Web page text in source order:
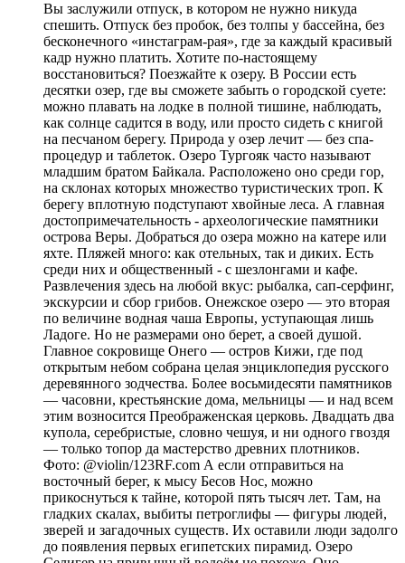
Вы заслужили отпуск, в котором не нужно никуда
спешить. Отпуск без пробок, без толпы у бассейна, без
бесконечного «инстаграм-рая», где за каждый красивый
кадр нужно платить. Хотите по-настоящему
восстановиться? Поезжайте к озеру. В России есть
десятки озер, где вы сможете забыть о городской суете:
можно плавать на лодке в полной тишине, наблюдать,
как солнце садится в воду, или просто сидеть с книгой
на песчаном берегу. Природа у озер лечит — без спа-
процедур и таблеток. Озеро Тургояк часто называют
младшим братом Байкала. Расположено оно среди гор,
на склонах которых множество туристических троп. К
берегу вплотную подступают хвойные леса. А главная
достопримечательность - археологические памятники
острова Веры. Добраться до озера можно на катере или
яхте. Пляжей много: как отельных, так и диких. Есть
среди них и общественный - с шезлонгами и кафе.
Развлечения здесь на любой вкус: рыбалка, сап-серфинг,
экскурсии и сбор грибов. Онежское озеро — это вторая
по величине водная чаша Европы, уступающая лишь
Ладоге. Но не размерами оно берет, а своей душой.
Главное сокровище Онего — остров Кижи, где под
открытым небом собрана целая энциклопедия русского
деревянного зодчества. Более восьмидесяти памятников
— часовни, крестьянские дома, мельницы — и над всем
этим возносится Преображенская церковь. Двадцать два
купола, серебристые, словно чешуя, и ни одного гвоздя
— только топор да мастерство древних плотников.
Фото: @violin/123RF.com А если отправиться на
восточный берег, к мысу Бесов Нос, можно
прикоснуться к тайне, которой пять тысяч лет. Там, на
гладких скалах, выбиты петроглифы — фигуры людей,
зверей и загадочных существ. Их оставили люди задолго
до появления первых египетских пирамид. Озеро